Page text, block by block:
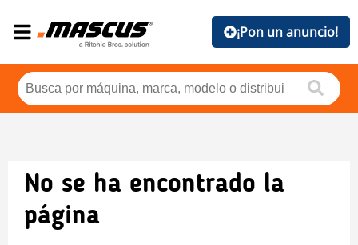
¡Pon un anuncio!
No se ha encontrado la
página